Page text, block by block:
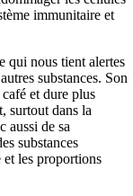
immunitaire et
qui nous tient alertes
substances. Son
et dure plus
surtout dans la
aussi de sa
substances
les proportions